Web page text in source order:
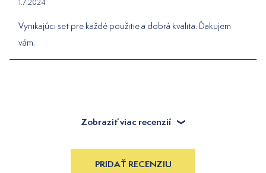
1.7.2024
Vynikajúci set pre každé použitie a dobrá kvalita. Ďakujem
vám.
Zobraziť viac recenzií
PRIDAŤ RECENZIU